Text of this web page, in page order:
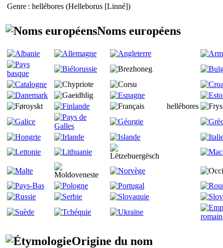
Genre : hellébores (Helleborus [Linné])
Noms européens
hellébores
Origine du nom